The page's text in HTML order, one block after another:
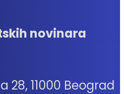
novinara
28, 11000 Beograd